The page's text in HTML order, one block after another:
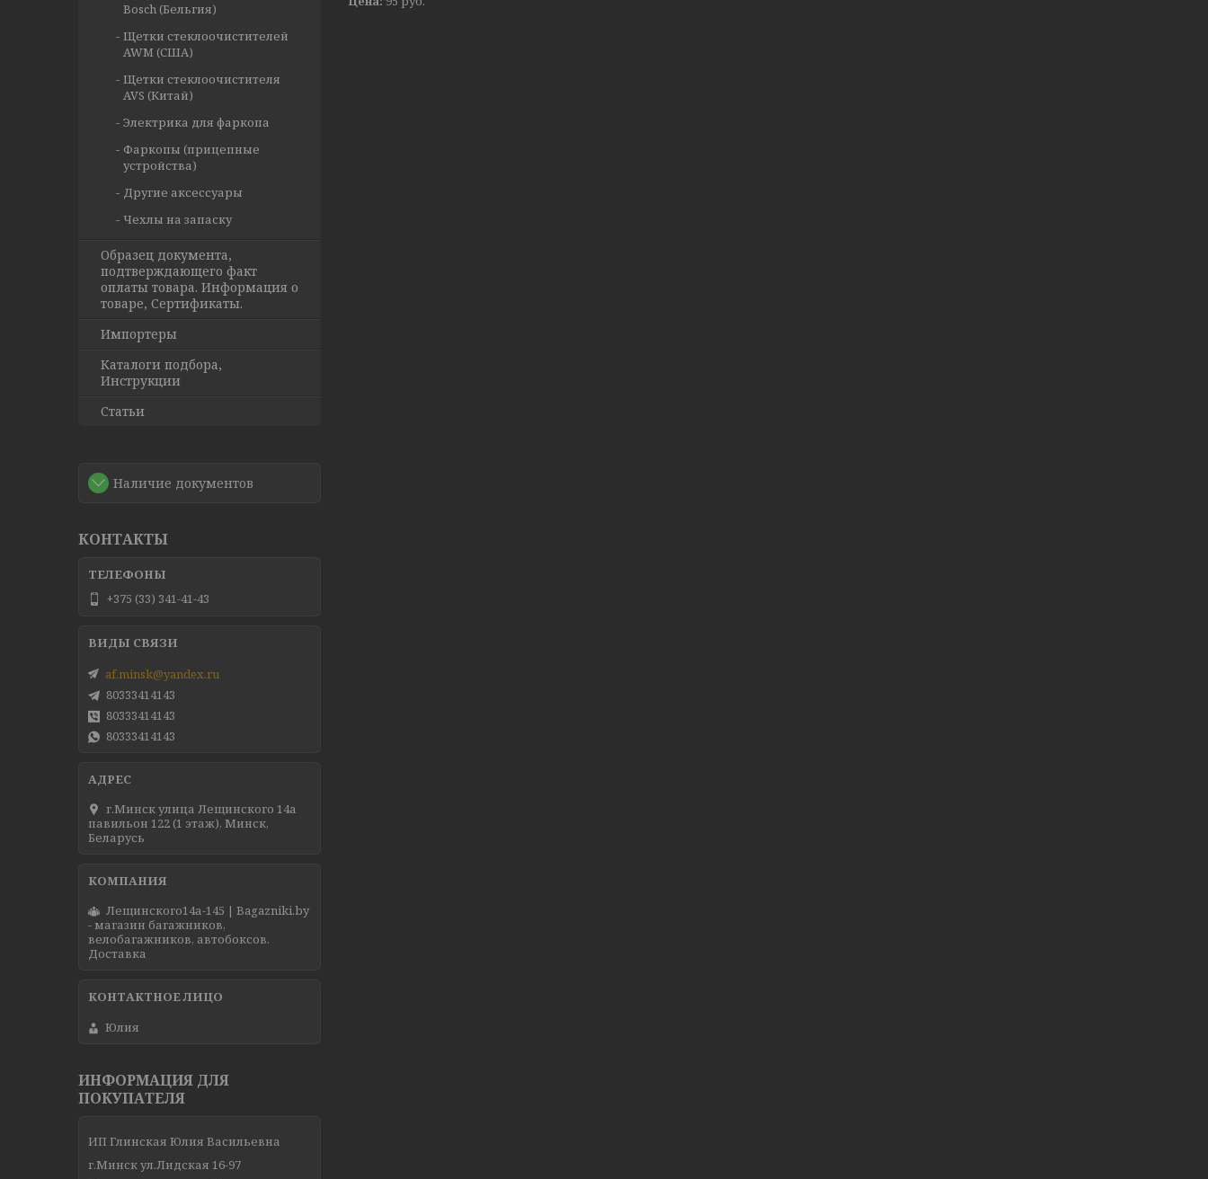
Bosch (Бельгия)
Щетки стеклоочистителей
AWM (США)
Щетки стеклоочистителя
AVS (Китай)
Электрика для фаркопа
Фаркопы (прицепные
устройства)
Другие аксессуары
Чехлы на запаску
Образец документа,
подтверждающего факт
оплаты товара. Информация о
товаре, Сертификаты.
Импортеры
Каталоги подбора,
Инструкции
Статьи
Наличие документов
КОНТАКТЫ
+375 (33) 341-41-43
af.minsk@yandex.ru
80333414143
80333414143
80333414143
г.Минск улица Лещинского 14а
павильон 122 (1 этаж), Минск,
Беларусь
Лещинского14а-145 | Bagazniki.by
- магазин багажников,
велобагажников, автобоксов.
Доставка
Юлия
ИНФОРМАЦИЯ ДЛЯ
ПОКУПАТЕЛЯ
ИП Глинская Юлия Васильевна
г.Минск ул.Лидская 16-97